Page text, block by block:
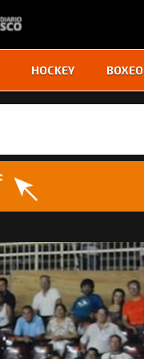
HOCKEY BOXEO